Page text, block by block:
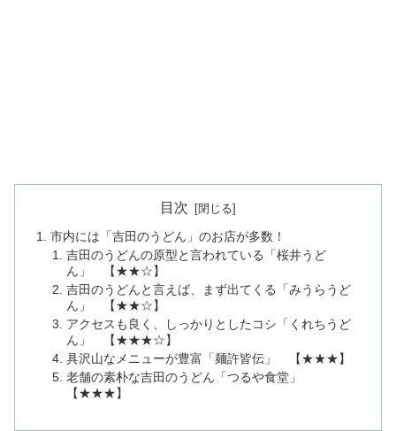
目次
市内には「吉田のうどん」のお店が多数！
吉田のうどんの原型と言われている「桜井うど
ん」 【★★☆】
吉田のうどんと言えば、まず出てくる「みうらうど
ん」 【★★☆】
アクセスも良く、しっかりとしたコシ「くれちうど
ん」 【★★★☆】
具沢山なメニューが豊富「麺許皆伝」 【★★★】
老舗の素朴な吉田のうどん「つるや食堂」
【★★★】